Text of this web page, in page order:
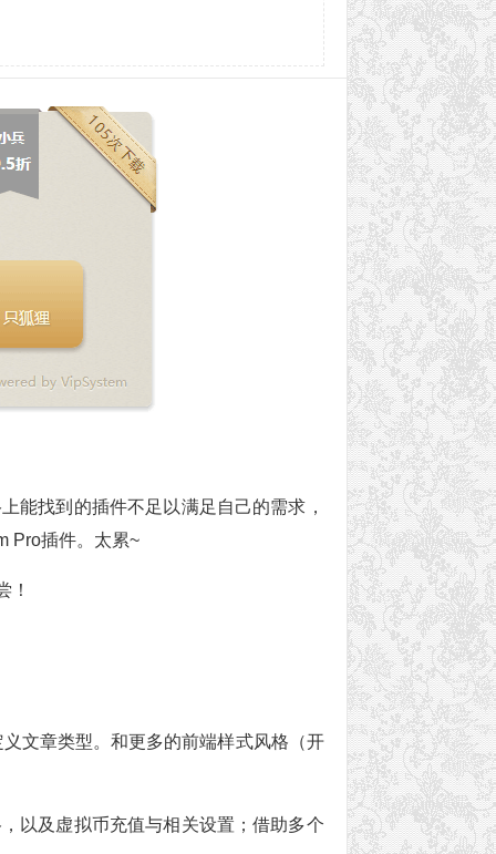
能找到的插件不足以满足自己的需求，
Pro插件。太累~
！
文章类型。和更多的前端样式风格（开
以及虚拟币充值与相关设置；借助多个